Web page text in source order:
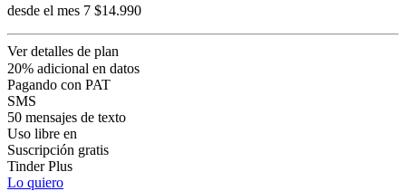
desde el mes 7 $14.990
Ver detalles de plan
20% adicional en datos
Pagando con PAT
SMS
50 mensajes de texto
Uso libre en
Suscripción gratis
Tinder Plus
Lo quiero